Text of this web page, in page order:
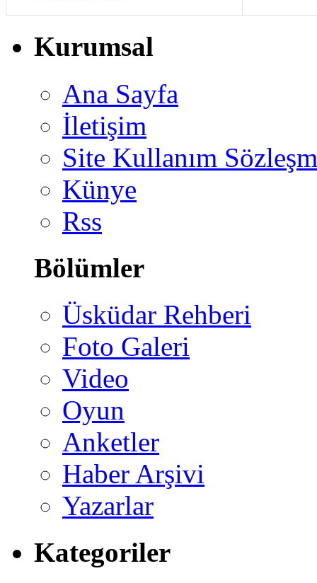
Kurumsal
Ana Sayfa
İletişim
Site Kullanım
Künye
Rss
Bölümler
Üsküdar Rehberi
Foto Galeri
Video
Oyun
Anketler
Haber Arşivi
Yazarlar
Kategoriler